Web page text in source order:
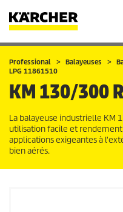
Panier
Professional Balayeuses
LPG 11861510
KM 130/300
La balayeuse industrielle KM
utilisation facile et
applications exigeantes à
bien aérés.